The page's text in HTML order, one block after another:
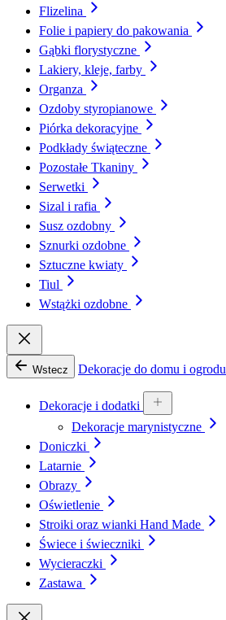
Flizelina
Folie i papiery do pakowania
Gąbki florystyczne
Lakiery, kleje, farby
Organza
Ozdoby styropianowe
Piórka dekoracyjne
Podkłady świąteczne
Pozostałe Tkaniny
Serwetki
Sizal i rafia
Susz ozdobny
Sznurki ozdobne
Sztuczne kwiaty
Tiul
Wstążki ozdobne
Wstecz Dekoracje do domu i ogrodu
Dekoracje i dodatki
Dekoracje marynistyczne
Doniczki
Latarnie
Obrazy
Oświetlenie
Stroiki oraz wianki Hand Made
Świece i świeczniki
Wycieraczki
Zastawa